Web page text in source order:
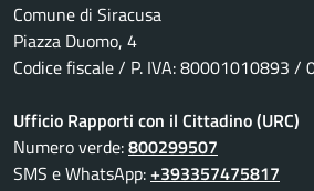
Comune di Siracusa
Piazza Duomo, 4
Codice fiscale / P. IVA: 80001010893 /
Ufficio Rapporti con il Cittadino (URC)
Numero verde:800299507
SMS e WhatsApp:+393357475817